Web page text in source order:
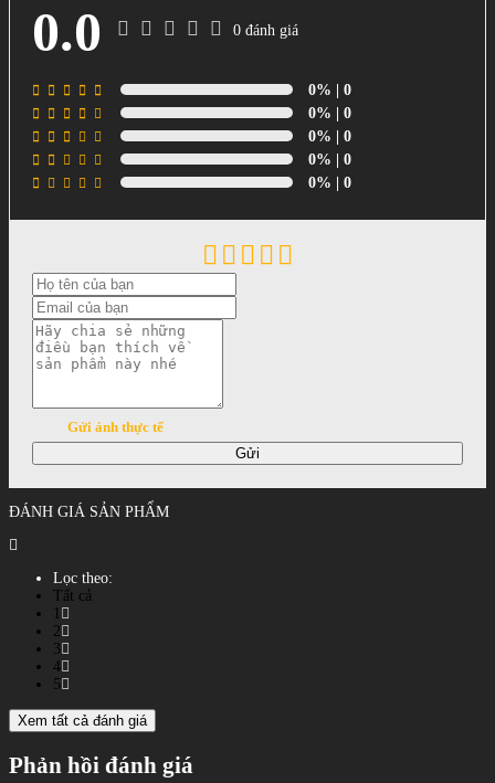
0.0 0 đánh giá
0% | 0
0% | 0
0% | 0
0% | 0
0% | 0
Gửi ảnh thực tế
Gửi
ĐÁNH GIÁ SẢN PHẨM
Lọc theo:
Tất cả
2
3
4
5
Xem tất cả đánh giá
Phản hồi đánh giá